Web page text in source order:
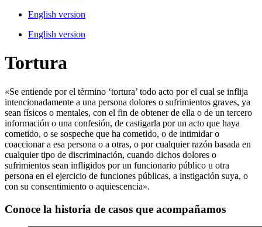
English version
English version
Tortura
«Se entiende por el término ‘tortura’ todo acto por el cual se inflija
intencionadamente a una persona dolores o sufrimientos graves, ya
sean físicos o mentales, con el fin de obtener de ella o de un tercero
información o una confesión, de castigarla por un acto que haya
cometido, o se sospeche que ha cometido, o de intimidar o
coaccionar a esa persona o a otras, o por cualquier razón basada en
cualquier tipo de discriminación, cuando dichos dolores o
sufrimientos sean infligidos por un funcionario público u otra
persona en el ejercicio de funciones públicas, a instigación suya, o
con su consentimiento o aquiescencia».
Conoce la historia de casos que acompañamos